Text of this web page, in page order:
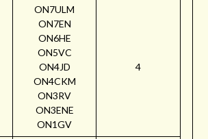
ON7ULM
ON7EN
ON6HE
ON5VC
ON4JD
ON4CKM
ON3RV
ON3ENE
ON1GV
4